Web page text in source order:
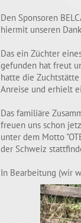
Den Sponsoren
hiermit unseren
Das ein Züchter
gefunden hat freut
hatte die
Anreise und erhielt
Das familiäre
freuen uns schon
unter dem Motto
der Schweiz
In Bearbeitung (wir